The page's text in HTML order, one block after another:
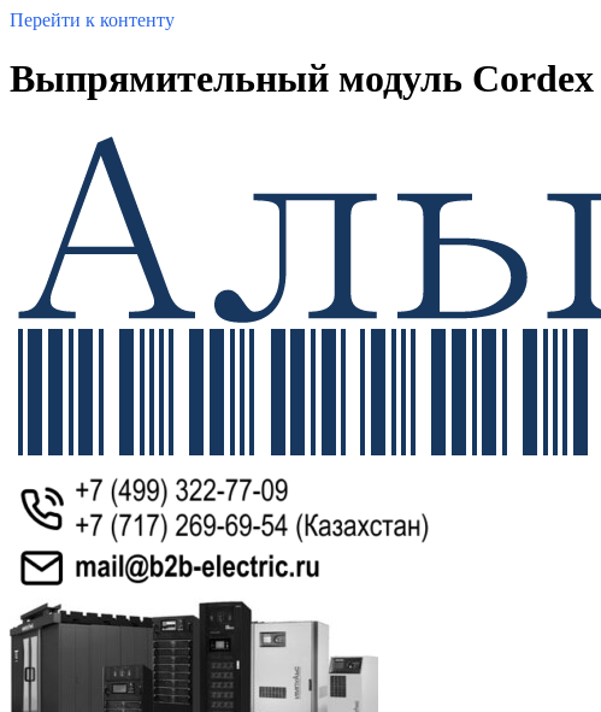
Перейти к контенту
Выпрямительный модуль